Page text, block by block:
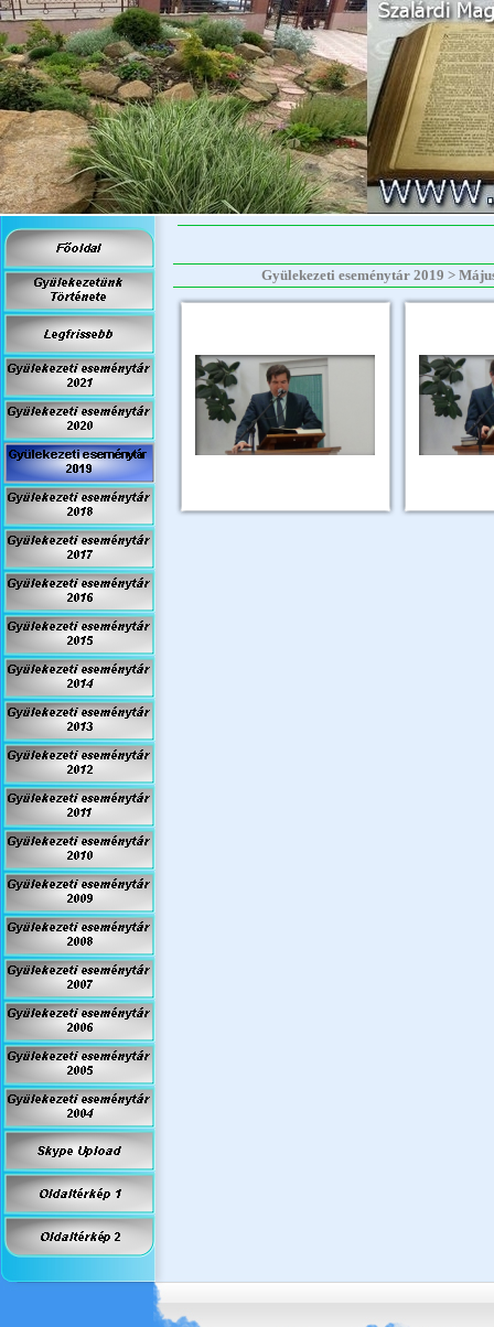
Gyülekezeti eseménytár 2019 >